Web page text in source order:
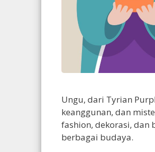
Ungu, dari Tyrian
keanggunan, dan
fashion, dekorasi, dan
berbagai budaya.